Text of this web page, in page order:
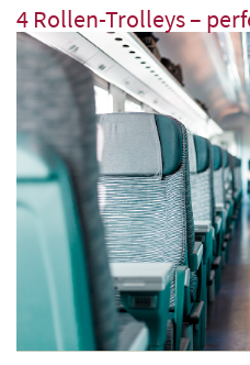
4 Rollen-Trolleys –